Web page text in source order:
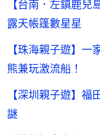
【台南．左鎮鹿兒
露天帳篷數星星
【珠海親子遊】
熊兼玩激流船！
【深圳親子遊】
謎